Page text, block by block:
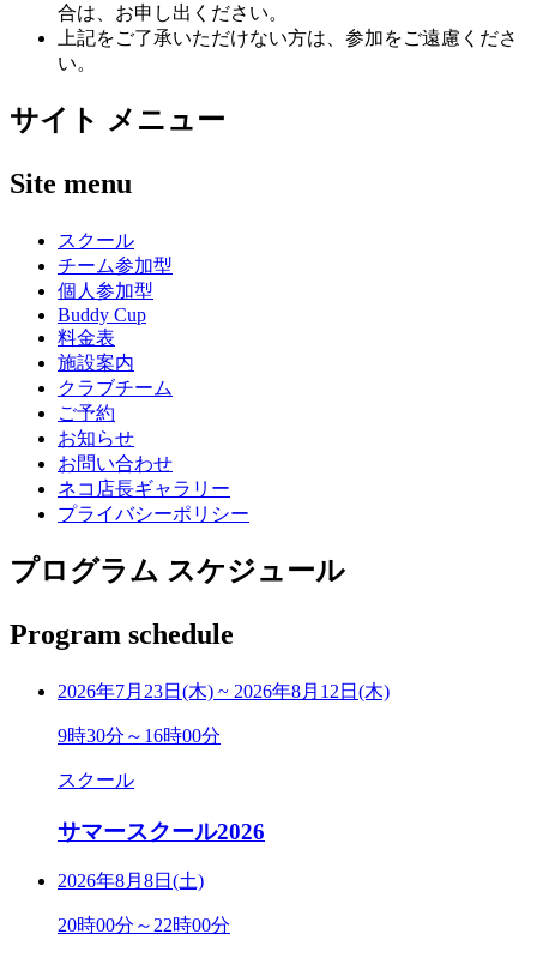
合は、お申し出ください。
上記をご了承いただけない方は、参加をご遠慮くださ
い。
サイト メニュー
Site menu
スクール
チーム参加型
個人参加型
Buddy Cup
料金表
施設案内
クラブチーム
ご予約
お知らせ
お問い合わせ
ネコ店長ギャラリー
プライバシーポリシー
プログラム スケジュール
Program schedule
2026年7月23日(木) ~ 2026年8月12日(木)
9時30分～16時00分
スクール
サマースクール2026
2026年8月8日(土)
20時00分～22時00分